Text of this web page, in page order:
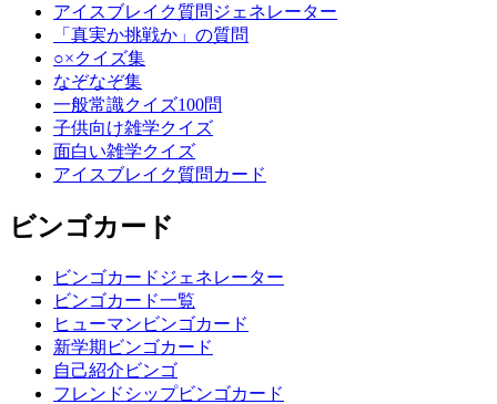
アイスブレイク質問ジェネレーター
「真実か挑戦か」の質問
○×クイズ集
なぞなぞ集
一般常識クイズ100問
子供向け雑学クイズ
面白い雑学クイズ
アイスブレイク質問カード
ビンゴカード
ビンゴカードジェネレーター
ビンゴカード一覧
ヒューマンビンゴカード
新学期ビンゴカード
自己紹介ビンゴ
フレンドシップビンゴカード